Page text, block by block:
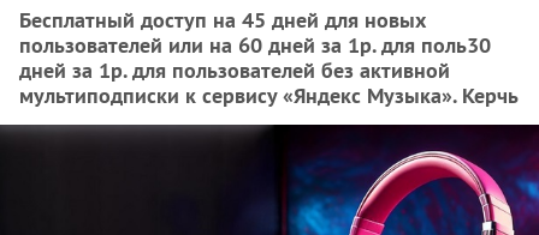
Бесплатный доступ на 45 дней для новых
пользователей или на 60 дней за 1р. для поль30
дней за 1р. для пользователей без активной
мультиподписки к сервису «Яндекс Музыка». Керчь